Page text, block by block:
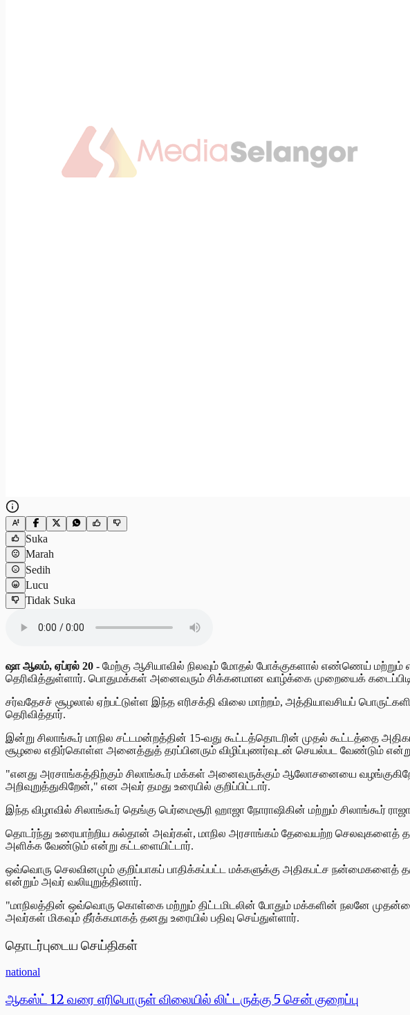
Suka
Marah
Sedih
Lucu
Tidak Suka
ஷா ஆலம், ஏப்ரல் 20 - மேற்கு ஆசியாவில் நிலவும் மோதல் போக்குகளால் எண்ணெய் மற்றும்
தெரிவித்துள்ளார். பொதுமக்கள் அனைவரும் சிக்கனமான வாழ்க்கை முறையைக்
சர்வதேசச் சூழலால் ஏற்பட்டுள்ள இந்த எரிசக்தி விலை மாற்றம், அத்தியாவசியப்
தெரிவித்தார்.
இன்று சிலாங்கூர் மாநில சட்டமன்றத்தின் 15-வது கூட்டத்தொடரின் முதல் கூட்டத்தை
சூழலை எதிர்கொள்ள அனைத்துத் தரப்பினரும் விழிப்புணர்வுடன் செயல்பட வேண்டும் என்று
"எனது அரசாங்கத்திற்கும் சிலாங்கூர் மக்கள் அனைவருக்கும் ஆலோசனையை
அறிவுறுத்துகிறேன்," என அவர் தமது உரையில் குறிப்பிட்டார்.
இந்த விழாவில் சிலாங்கூர் தெங்கு பெர்மைசூரி ஹாஜா நோராஷிகின் மற்றும் சிலாங்கூர்
தொடர்ந்து உரையாற்றிய சுல்தான் அவர்கள், மாநில அரசாங்கம் தேவையற்ற செலவுகளைத்
அளிக்க வேண்டும் என்று கட்டளையிட்டார்.
ஒவ்வொரு செலவினமும் குறிப்பாகப் பாதிக்கப்பட்ட மக்களுக்கு அதிகபட்ச
என்றும் அவர் வலியுறுத்தினார்.
"மாநிலத்தின் ஒவ்வொரு கொள்கை மற்றும் திட்டமிடலின் போதும் மக்களின் நலனே
அவர்கள் மிகவும் தீர்க்கமாகத் தனது உரையில் பதிவு செய்துள்ளார்.
தொடர்புடைய செய்திகள்
national
ஆகஸ்ட் 12 வரை எரிபொருள் விலையில் லிட்டருக்கு 5 சென் குறைப்பு